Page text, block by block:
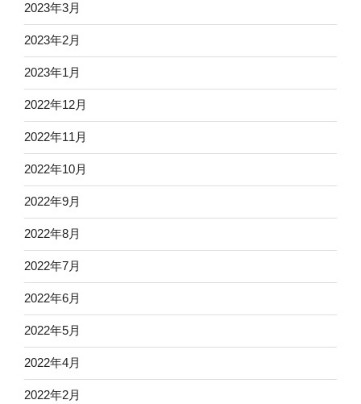
2023年3月
2023年2月
2023年1月
2022年12月
2022年11月
2022年10月
2022年9月
2022年8月
2022年7月
2022年6月
2022年5月
2022年4月
2022年2月